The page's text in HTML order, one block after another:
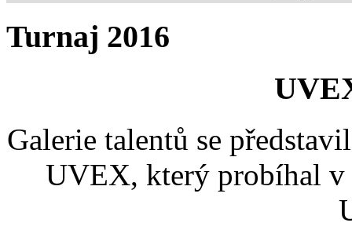
Turnaj 2016
Galerie talentů se
UVEX, který probíhal v